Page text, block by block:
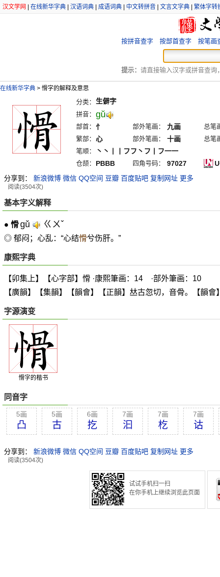
汉文学网 在线新华字典 汉语词典 成语词典 中文转拼音 文言文字典 繁体字转
按拼音查字 按部首查字 按笔画
提示： 请直接输入汉字或拼音查询
在线新华字典 > 愲字的解释及意思
分类： 生僻字
拼音： gŭ
部首： 忄 部外笔画： 九画
总笔
繁部： 心 部外笔画： 十画
总笔
笔顺：
丶丶丨丨フフ丶フ丨フ一一
仓颉： PBBB 四角号码： 97027
分享到：
新浪微博 微信 QQ空间 豆瓣 百度贴吧 复制网址 更多
阅读(3504次)
基本字义解释
● 愲gǔ ㄍㄨˇ
◎ 郁闷；心乱：“心结愲兮伤肝。”
康熙字典
【卯集上】【心字部】愲 ·康熙筆画：14 ·部外筆画：10
【廣韻】【集韻】【韻會】【正韻】 𠀤古忽切，音骨。【韻會
字源演变
愲字的楷书
同音字
5画
凸
5画
古
6画
扢
7画
汩
7画
杚
7画
诂
分享到： 新浪微博 微信 QQ空间 豆瓣 百度贴吧 复制网址 更多
阅读(3504次)
试试手机扫一扫
在你手机上继续浏览此页面